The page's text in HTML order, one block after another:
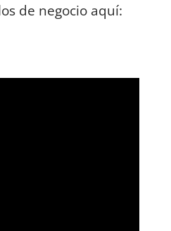
de negocio aquí: